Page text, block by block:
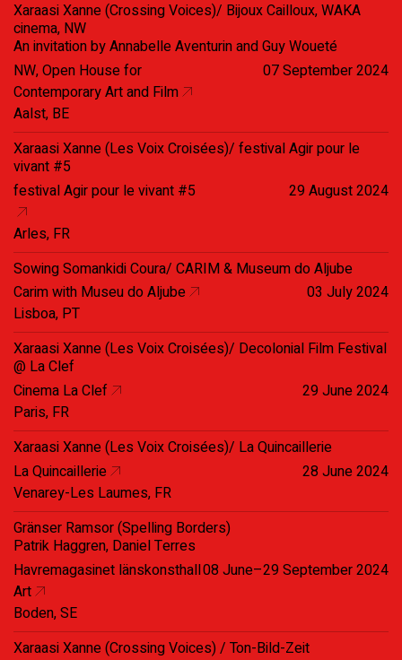
Xaraasi Xanne (Crossing Voices)/ Bijoux Cailloux, WAKA
cinema, NW
An invitation by Annabelle Aventurin and Guy Woueté
NW, Open House for
Contemporary Art and Film
Aalst, BE
07 September 2024
Xaraasi Xanne (Les Voix Croisées)/ festival Agir pour le
vivant #5
festival Agir pour le vivant #5
Arles, FR
29 August 2024
Sowing Somankidi Coura/ CARIM & Museum do Aljube
Carim with Museu do Aljube
Lisboa, PT
03 July 2024
Xaraasi Xanne (Les Voix Croisées)/ Decolonial Film Festival
@ La Clef
Cinema La Clef
Paris, FR
29 June 2024
Xaraasi Xanne (Les Voix Croisées)/ La Quincaillerie
La Quincaillerie
Venarey-Les Laumes, FR
28 June 2024
Gränser Ramsor (Spelling Borders)
Patrik Haggren, Daniel Terres
Havremagasinet länskonsthall
Art
Boden, SE
08 June–29 September 2024
Xaraasi Xanne (Crossing Voices) / Ton-Bild-Zeit